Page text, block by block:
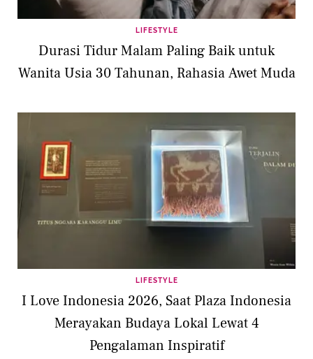
LIFESTYLE
Durasi Tidur Malam Paling Baik untuk
Wanita Usia 30 Tahunan, Rahasia Awet Muda
LIFESTYLE
I Love Indonesia 2026, Saat Plaza Indonesia
Merayakan Budaya Lokal Lewat 4
Pengalaman Inspiratif